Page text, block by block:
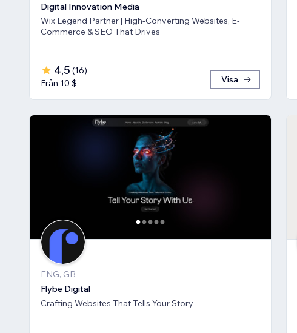
Digital Innovation Media
Wix Legend Partner | High-Converting Websites, E-
Commerce & SEO That Drives
4,5 (16)
Från 10 $
Visa
ENG, GB
Flybe Digital
Crafting Websites That Tells Your Story